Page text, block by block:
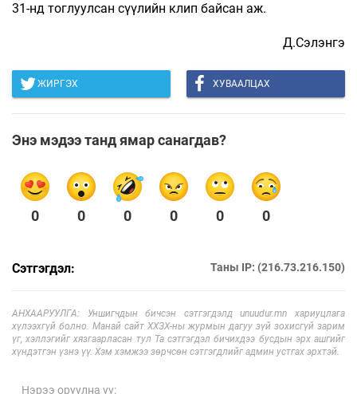
31-нд тоглуулсан сүүлийн клип байсан аж.
Д.Сэлэнгэ
ЖИРГЭХ ХУВААЛЦАХ
Энэ мэдээ танд ямар санагдав?
0 0 0 0 0 0
Сэтгэгдэл: Таны IP: (216.73.216.150)
АНХААРУУЛГА: Уншигчдын бичсэн сэтгэгдэлд unuudur.mn хариуцлага
хүлээхгүй болно. Манай сайт ХХЗХ-ны журмын дагуу зүй зохисгүй зарим
үг, хэллэгийг хязгаарласан тул Та сэтгэгдэл бичихдээ бусдын эрх ашгийг
хүндэтгэн үзнэ үү. Хэм хэмжээ зөрчсөн сэтгэгдлийг админ устгах эрхтэй.